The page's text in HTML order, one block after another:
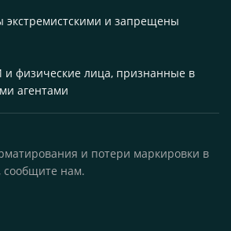
экстремистскими и запрещены
физические лица, признанные в
агентами
и потери маркировки в
сообщите нам.